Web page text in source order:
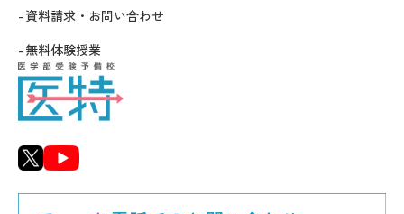
資料請求・お問い合わせ
無料体験授業